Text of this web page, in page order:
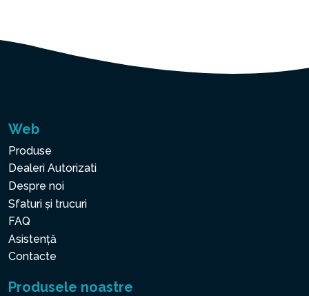
Web
Produse
Dealeri Autorizati
Despre noi
Sfaturi și trucuri
FAQ
Asistență
Contacte
Produsele noastre